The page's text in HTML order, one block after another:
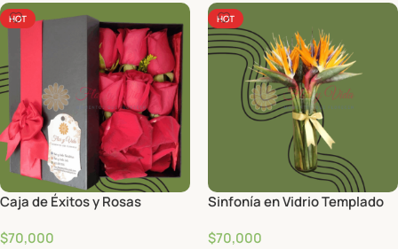
HOT
Caja de Éxitos y Rosas
$70,000
HOT
Sinfonía en Vidrio Templado
$70,000